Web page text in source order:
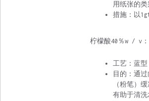
用纸张的类
措施：以
柠檬酸40％w / v：
工艺：蓝型
目的：通
（粉笔）
有助于清洗